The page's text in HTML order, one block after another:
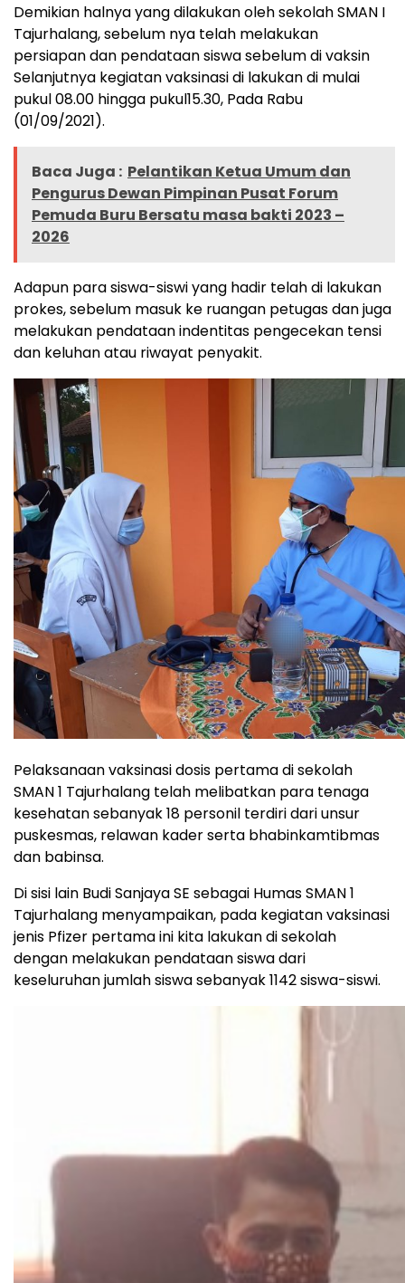
Demikian halnya yang dilakukan oleh sekolah SMAN I
Tajurhalang, sebelum nya telah melakukan
persiapan dan pendataan siswa sebelum di vaksin
Selanjutnya kegiatan vaksinasi di lakukan di mulai
pukul 08.00 hingga pukul15.30, Pada Rabu
(01/09/2021).
Baca Juga : Pelantikan Ketua Umum dan
Pengurus Dewan Pimpinan Pusat Forum
Pemuda Buru Bersatu masa bakti 2023 –
2026
Adapun para siswa-siswi yang hadir telah di lakukan
prokes, sebelum masuk ke ruangan petugas dan juga
melakukan pendataan indentitas pengecekan tensi
dan keluhan atau riwayat penyakit.
Pelaksanaan vaksinasi dosis pertama di sekolah
SMAN 1 Tajurhalang telah melibatkan para tenaga
kesehatan sebanyak 18 personil terdiri dari unsur
puskesmas, relawan kader serta bhabinkamtibmas
dan babinsa.
Di sisi lain Budi Sanjaya SE sebagai Humas SMAN 1
Tajurhalang menyampaikan, pada kegiatan vaksinasi
jenis Pfizer pertama ini kita lakukan di sekolah
dengan melakukan pendataan siswa dari
keseluruhan jumlah siswa sebanyak 1142 siswa-siswi.